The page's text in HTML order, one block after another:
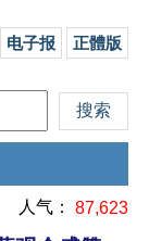
电子报 正體版
人气： 87,623